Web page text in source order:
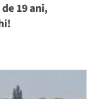
19 ani,